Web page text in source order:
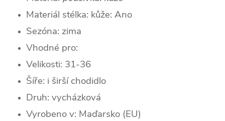
Materiál stélka: kůže: Ano
Sezóna: zima
Vhodné pro:
Velikosti: 31-36
Šíře: i širší chodidlo
Druh: vycházková
Vyrobeno v: Maďarsko (EU)